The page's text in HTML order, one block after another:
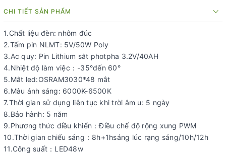
CHI TIẾT SẢN PHẨM
1.Chất liệu đèn: nhôm đúc
2.Tấm pin NLMT: 5V/50W Poly
3.Ac quy: Pin Lithium sắt photpha 3.2V/40AH
4.Nhiệt độ làm việc：-35°đến 60°
5.Mắt led:OSRAM3030*48 mắt
6.Màu ánh sáng: 6000K-6500K
7.Thời gian sử dụng liên tục khi trời âm u: 5 ngày
8.Bảo hành: 5 năm
9.Phương thức điều khiển：Điều chế độ rộng xung PWM
10.Thời gian chiếu sáng：8h+1hsáng lúc rạng sáng/10h/12h
11.Công suất：LED48w